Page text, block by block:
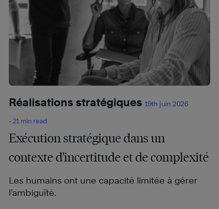
Réalisations stratégiques 19th juin 2026
- 21 min read
Exécution stratégique dans un
contexte d'incertitude et de complexité
Les humains ont une capacité limitée à gérer
l’ambiguïté.